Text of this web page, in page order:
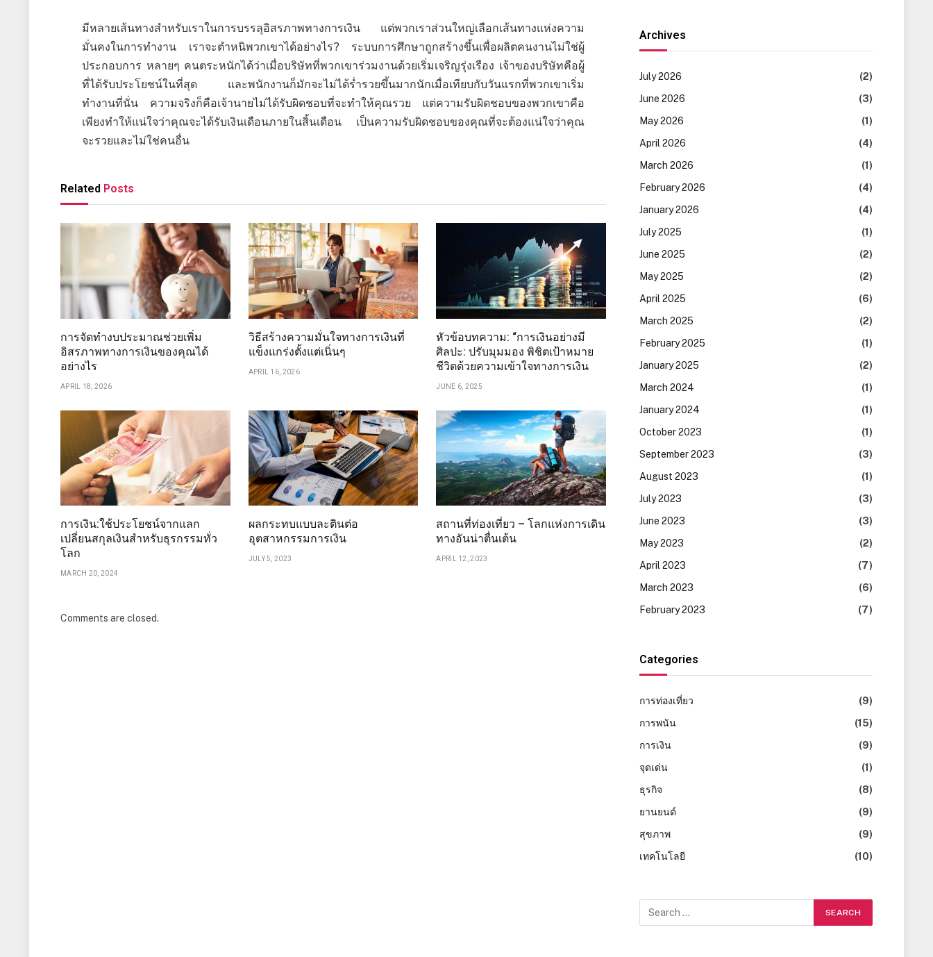
มีหลายเส้นทางสำหรับเราในการบรรลุอิสรภาพทางการเงิน แต่พวกเราส่วนใหญ่เลือกเส้นทางแห่งความ
มั่นคงในการทำงาน เราจะตำหนิพวกเขาได้อย่างไร? ระบบการศึกษาถูกสร้างขึ้นเพื่อผลิตคนงานไม่ใช่ผู้
ประกอบการ หลายๆ คนตระหนักได้ว่าเมื่อบริษัทที่พวกเขาร่วมงานด้วยเริ่มเจริญรุ่งเรือง เจ้าของบริษัทคือผู้
ที่ได้รับประโยชน์ในที่สุด และพนักงานก็มักจะไม่ได้ร่ำรวยขึ้นมากนักเมื่อเทียบกับวันแรกที่พวกเขาเริ่ม
ทำงานที่นั่น ความจริงก็คือเจ้านายไม่ได้รับผิดชอบที่จะทำให้คุณรวย แต่ความรับผิดชอบของพวกเขาคือ
เพียงทำให้แน่ใจว่าคุณจะได้รับเงินเดือนภายในสิ้นเดือน เป็นความรับผิดชอบของคุณที่จะต้องแน่ใจว่าคุณ
จะรวยและไม่ใช่คนอื่น
Related Posts
การจัดทำงบประมาณช่วยเพิ่ม
อิสรภาพทางการเงินของคุณได้
อย่างไร
APRIL 18, 2026
วิธีสร้างความมั่นใจทางการเงินที่
แข็งแกร่งตั้งแต่เนิ่นๆ
APRIL 16, 2026
หัวข้อบทความ: “การเงินอย่างมี
ศิลปะ: ปรับมุมมอง พิชิตเป้าหมาย
ชีวิตด้วยความเข้าใจทางการเงิน
JUNE 6, 2025
การเงิน:ใช้ประโยชน์จากแลก
เปลี่ยนสกุลเงินสำหรับธุรกรรมทั่ว
โลก
MARCH 20, 2024
ผลกระทบแบบละตินต่อ
อุตสาหกรรมการเงิน
JULY 5, 2023
สถานที่ท่องเที่ยว – โลกแห่งการเดิน
ทางอันน่าตื่นเต้น
APRIL 12, 2023
Comments are closed.
Archives
July 2026
(2)
June 2026
(3)
May 2026
(1)
April 2026
(4)
March 2026
(1)
February 2026
(4)
January 2026
(4)
July 2025
(1)
June 2025
(2)
May 2025
(2)
April 2025
(6)
March 2025
(2)
February 2025
(1)
January 2025
(2)
March 2024
(1)
January 2024
(1)
October 2023
(1)
September 2023
(3)
August 2023
(1)
July 2023
(3)
June 2023
(3)
May 2023
(2)
April 2023
(7)
March 2023
(6)
February 2023
(7)
Categories
การท่องเที่ยว
(9)
การพนัน
(15)
การเงิน
(9)
จุดเด่น
(1)
ธุรกิจ
(8)
ยานยนต์
(9)
สุขภาพ
(9)
เทคโนโลยี
(10)